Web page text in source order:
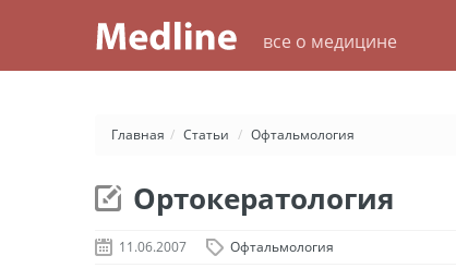
все о медицине
Главная / Статьи / Офтальмология
Ортокератология
11.06.2007 Офтальмология